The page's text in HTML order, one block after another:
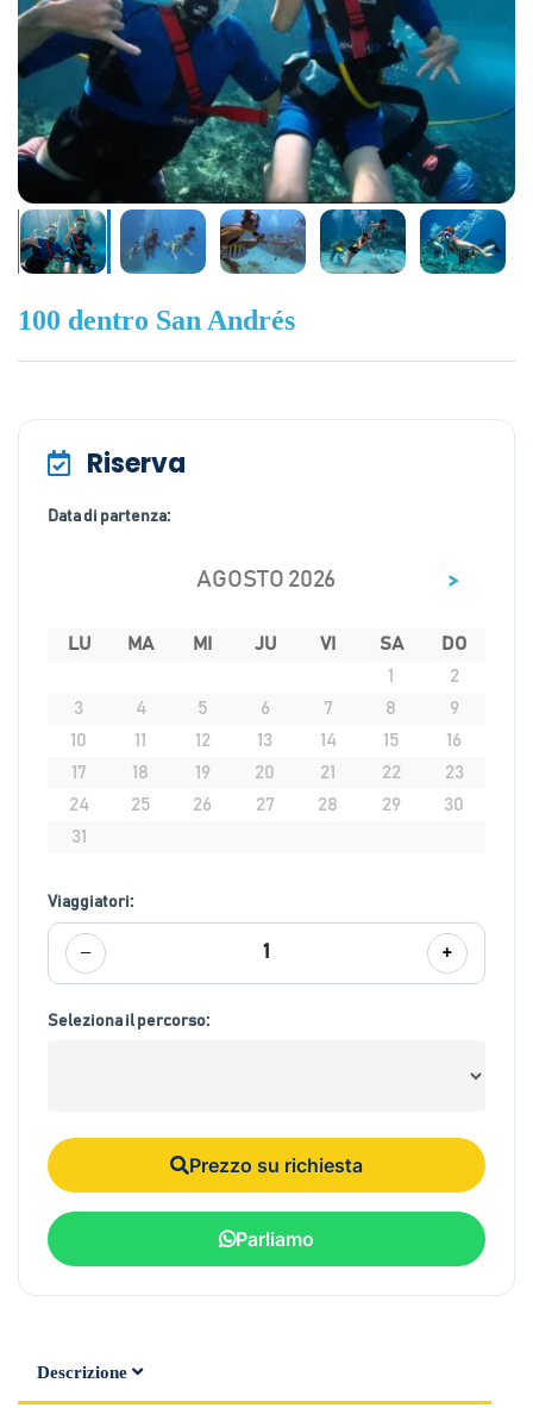
100 dentro San Andrés
Riserva
Data di partenza:
AGOSTO 2026 >
LU MA MI JU VI SA
DO
1
2
3
4 5 6 7 8
9
10
11 12 13 14 15
16
17
18 19 20 21 22
23
24
25 26 27 28 29
30
31
Viaggiatori:
− 1 +
Seleziona il percorso:
Prezzo su richiesta
Parliamo
Descrizione